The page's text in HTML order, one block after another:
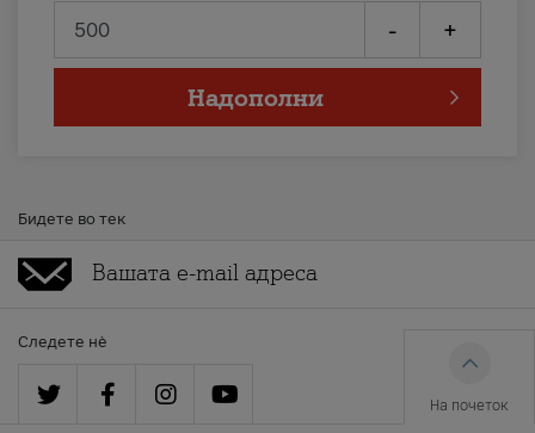
- +
Надополни
Бидете во тек
Следете нè
На почеток